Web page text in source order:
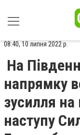
08:40, 10 липня 2022 р.
На
напрямку
зусилля
наступу